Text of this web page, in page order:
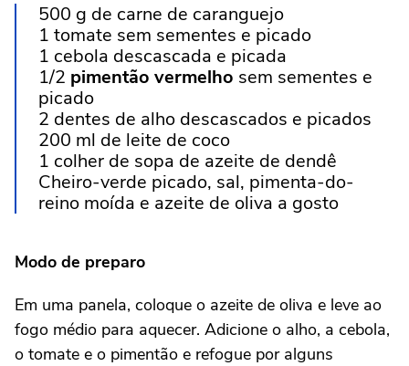
500 g de carne de caranguejo
1 tomate sem sementes e picado
1 cebola descascada e picada
1/2 pimentão vermelho sem sementes e
picado
2 dentes de alho descascados e picados
200 ml de leite de coco
1 colher de sopa de azeite de dendê
Cheiro-verde picado, sal, pimenta-do-
reino moída e azeite de oliva a gosto
Modo de preparo
Em uma panela, coloque o azeite de oliva e leve ao
fogo médio para aquecer. Adicione o alho, a cebola,
o tomate e o pimentão e refogue por alguns